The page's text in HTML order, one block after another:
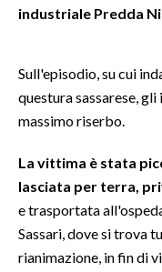
SARDEGNA TURISMO
SARDI NEL MONDO
EVENTI
#CARAUNIONE
3 MINUTI CON
industriale Predda
Sull'episodio, su cui
questura sassarese,
massimo riserbo.
La vittima è stata
lasciata per terra,
e trasportata
Sassari, dove si trova
rianimazione, in fin di